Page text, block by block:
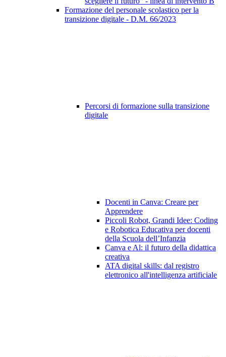
Formazione del personale scolastico per la
transizione digitale - D.M. 66/2023
Percorsi di formazione sulla transizione
digitale
Docenti in Canva: Creare per
Apprendere
Piccoli Robot, Grandi Idee: Coding
e Robotica Educativa per docenti
della Scuola dell’Infanzia
Canva e Al: il futuro della didattica
creativa
ATA digital skills: dal registro
elettronico all'intelligenza artificiale